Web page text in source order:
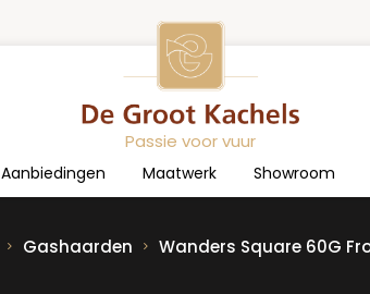
Passie voor vuur
Aanbiedingen Maatwerk Showroom
Gashaarden Wanders Square 60G